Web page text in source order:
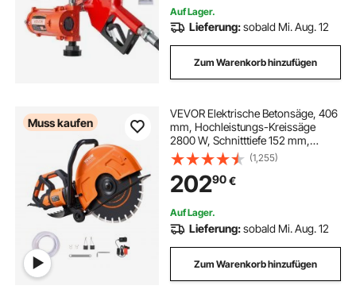
Auf Lager.
Lieferung:sobald Mi. Aug. 12
Zum Warenkorb hinzufügen
Muss kaufen
VEVOR Elektrische Betonsäge, 406
mm, Hochleistungs-Kreissäge
2800 W, Schnitttiefe 152 mm,
Nass-/Trocken-Scheibensäge mit
Wasserrohr, Wasserpumpe,
Sägeblatt, für Stein und Ziegel
(1,255)
20290€
Auf Lager.
Lieferung:sobald Mi. Aug. 12
Zum Warenkorb hinzufügen